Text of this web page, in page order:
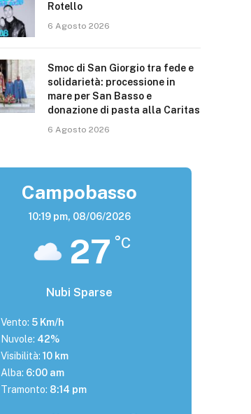
Rotello
6 Agosto 2026
Smoc di San Giorgio tra fede e
solidarietà: processione in
mare per San Basso e
donazione di pasta alla Caritas
6 Agosto 2026
Campobasso
10:19 pm, 08/06/2026
27 °C
Nubi Sparse
Vento: 5 Km/h
Nuvole: 42%
Visibilità: 10 km
Alba: 6:00 am
Tramonto: 8:14 pm